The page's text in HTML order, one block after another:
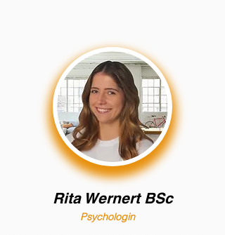
Rita WernertBSc
Psychologin